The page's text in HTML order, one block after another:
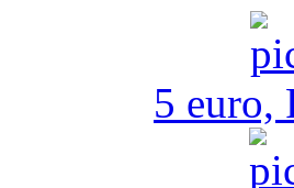
5 euro,